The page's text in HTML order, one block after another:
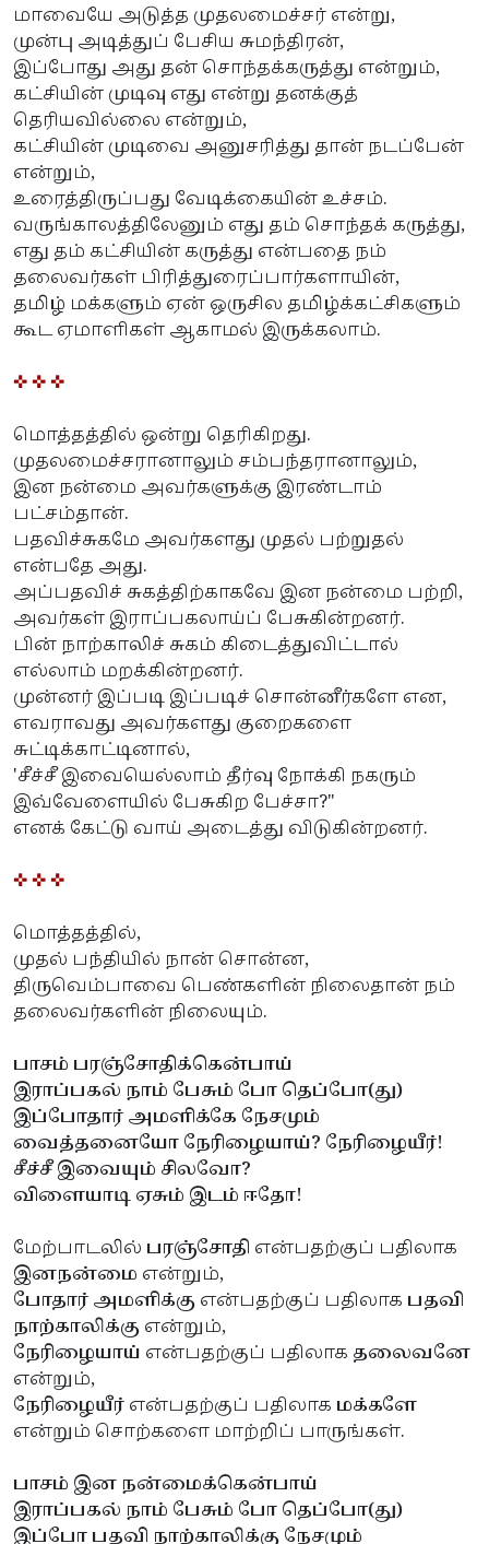
மாவையே அடுத்த முதலமைச்சர் என்று,
முன்பு அடித்துப் பேசிய சுமந்திரன்,
இப்போது அது தன் சொந்தக்கருத்து என்றும்,
கட்சியின் முடிவு எது என்று தனக்குத்
தெரியவில்லை என்றும்,
கட்சியின் முடிவை அனுசரித்து தான் நடப்பேன்
என்றும்,
உரைத்திருப்பது வேடிக்கையின் உச்சம்.
வருங்காலத்திலேனும் எது தம் சொந்தக் கருத்து,
எது தம் கட்சியின் கருத்து என்பதை நம்
தலைவர்கள் பிரித்துரைப்பார்களாயின்,
தமிழ் மக்களும் ஏன் ஒருசில தமிழ்க்கட்சிகளும்
கூட ஏமாளிகள் ஆகாமல் இருக்கலாம்.
✜ ✜ ✜
மொத்தத்தில் ஒன்று தெரிகிறது.
முதலமைச்சரானாலும் சம்பந்தரானாலும்,
இன நன்மை அவர்களுக்கு இரண்டாம்
பட்சம்தான்.
பதவிச்சுகமே அவர்களது முதல் பற்றுதல்
என்பதே அது.
அப்பதவிச் சுகத்திற்காகவே இன நன்மை பற்றி,
அவர்கள் இராப்பகலாய்ப் பேசுகின்றனர்.
பின் நாற்காலிச் சுகம் கிடைத்துவிட்டால்
எல்லாம் மறக்கின்றனர்.
முன்னர் இப்படி இப்படிச் சொன்னீர்களே என,
எவராவது அவர்களது குறைகளை
சுட்டிக்காட்டினால்,
'சீச்சீ இவையெல்லாம் தீர்வு நோக்கி நகரும்
இவ்வேளையில் பேசுகிற பேச்சா?"
எனக் கேட்டு வாய் அடைத்து விடுகின்றனர்.
✜ ✜ ✜
மொத்தத்தில்,
முதல் பந்தியில் நான் சொன்ன,
திருவெம்பாவை பெண்களின் நிலைதான் நம்
தலைவர்களின் நிலையும்.
பாசம் பரஞ்சோதிக்கென்பாய்
இராப்பகல் நாம் பேசும் போ தெப்போ(து)
இப்போதார் அமளிக்கே நேசமும்
வைத்தனையோ நேரிழையாய்? நேரிழையீர்!
சீச்சீ இவையும் சிலவோ?
விளையாடி ஏசும் இடம் ஈதோ!
மேற்பாடலில் பரஞ்சோதி என்பதற்குப் பதிலாக
இனநன்மை என்றும்,
போதார் அமளிக்கு என்பதற்குப் பதிலாக பதவி
நாற்காலிக்கு என்றும்,
நேரிழையாய் என்பதற்குப் பதிலாக தலைவனே
என்றும்,
நேரிழையீர் என்பதற்குப் பதிலாக மக்களே
என்றும் சொற்களை மாற்றிப் பாருங்கள்.
பாசம் இன நன்மைக்கென்பாய்
இராப்பகல் நாம் பேசும் போ தெப்போ(து)
இப்போ பதவி நாற்காலிக்கு நேசமும்